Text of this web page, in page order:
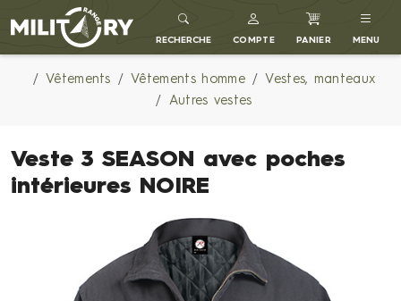
MILITARY RANGE FR
RECHERCHE COMPTE PANIER MENU
Vêtements Vêtements homme
Vestes, manteaux
Autres vestes
Veste 3 SEASON avec poches
intérieures NOIRE